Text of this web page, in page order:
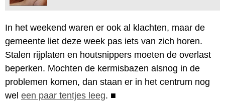
In het weekend waren er ook al klachten, maar de
gemeente liet deze week pas iets van zich horen.
Stalen rijplaten en houtsnippers moeten de overlast
beperken. Mochten de kermisbazen alsnog in de
problemen komen, dan staan er in het centrum nog
wel een paar tentjes leeg. ■